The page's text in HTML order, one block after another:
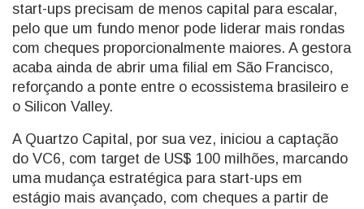
start-ups precisam de menos capital para escalar,
pelo que um fundo menor pode liderar mais rondas
com cheques proporcionalmente maiores. A gestora
acaba ainda de abrir uma filial em São Francisco,
reforçando a ponte entre o ecossistema brasileiro e
o Silicon Valley.
A Quartzo Capital, por sua vez, iniciou a captação
do VC6, com target de US$ 100 milhões, marcando
uma mudança estratégica para start-ups em
estágio mais avançado, com cheques a partir de